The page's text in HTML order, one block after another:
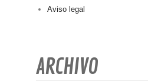
Aviso legal
ARCHIVO